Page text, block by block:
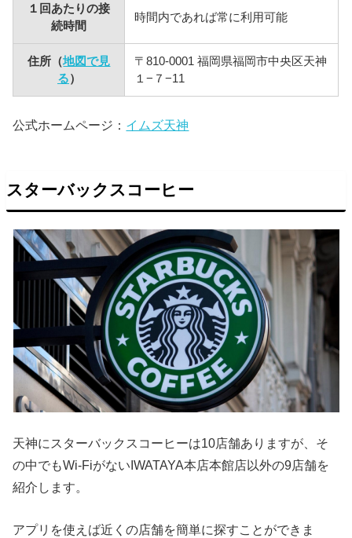
１回あたりの接
続時間
時間内であれば常に利用可能
住所（地図で見
る）
〒810-0001 福岡県福岡市中央区天神
１−７−11
公式ホームページ： イムズ天神
スターバックスコーヒー
天神にスターバックスコーヒーは10店舗ありますが、そ
の中でもWi-FiがないIWATAYA本店本館店以外の9店舗を
紹介します。
アプリを使えば近くの店舗を簡単に探すことができま